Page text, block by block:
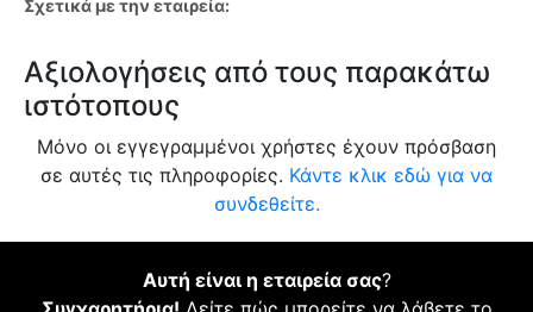
Σχετικά με την εταιρεία:
Αξιολογήσεις από τους παρακάτω
ιστότοπους
Μόνο οι εγγεγραμμένοι χρήστες έχουν πρόσβαση
σε αυτές τις πληροφορίες. Κάντε κλικ εδώ για να
συνδεθείτε.
Αυτή είναι η εταιρεία σας?